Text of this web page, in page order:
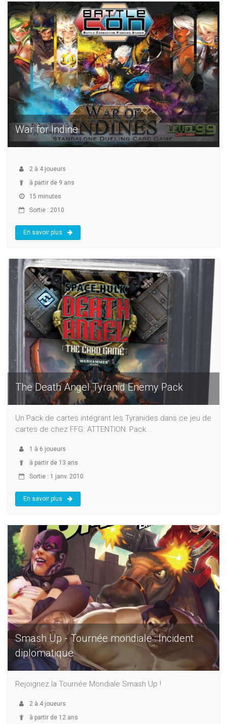
War for Indine
2 à 4 joueurs
à partir de 9 ans
15 minutes
Sortie : 2010
En savoir plus
The Death Angel Tyranid Enemy Pack
Un Pack de cartes intégrant les Tyranides dans ce jeu de
cartes de chez FFG. ATTENTION: Pack...
1 à 6 joueurs
à partir de 13 ans
Sortie : 1 janv. 2010
En savoir plus
Smash Up - Tournée mondiale : Incident
diplomatique
Rejoignez la Tournée Mondiale Smash Up !
2 à 4 joueurs
à partir de 12 ans